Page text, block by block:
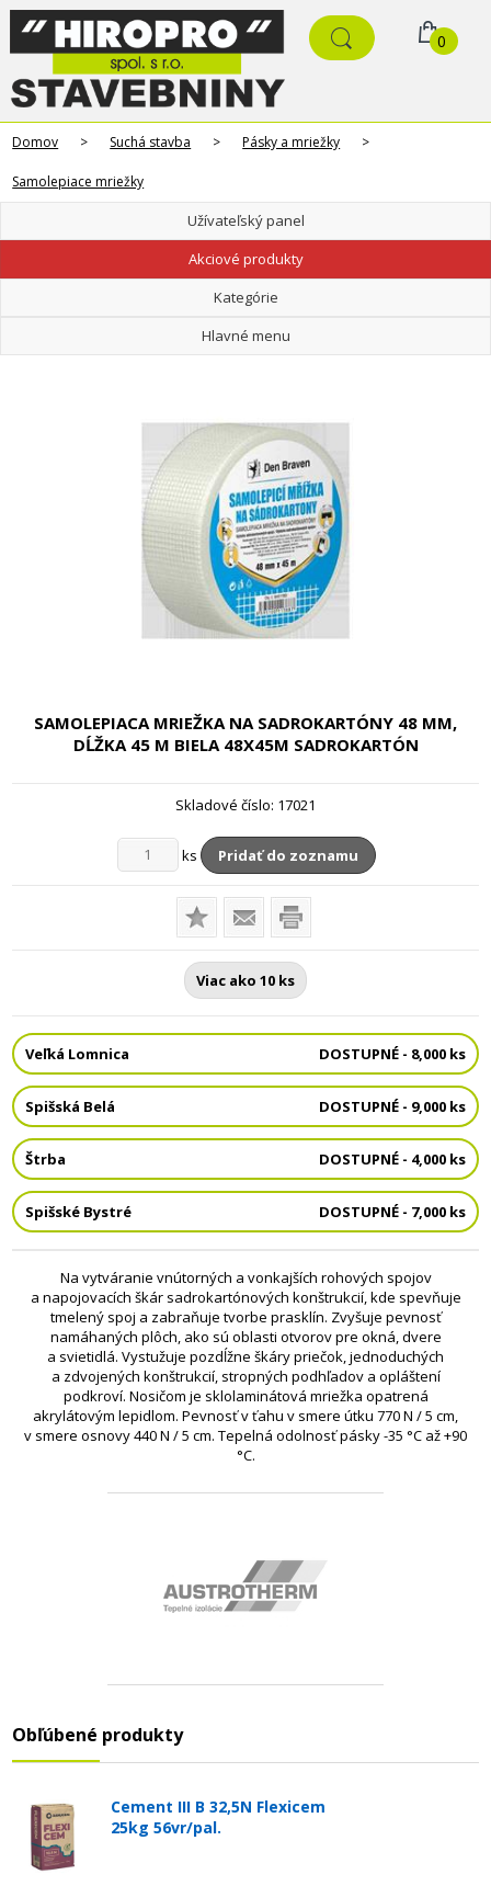
0
Domov > Suchá stavba > Pásky a mriežky >
Samolepiace mriežky
Užívateľský panel
Akciové produkty
Kategórie
Hlavné menu
SAMOLEPIACA MRIEŽKA NA SADROKARTÓNY 48 MM,
DĹŽKA 45 M BIELA 48X45M SADROKARTÓN
Skladové číslo: 17021
ks Pridať do zoznamu
Viac ako 10 ks
Veľká Lomnica DOSTUPNÉ - 8,000 ks
Spišská Belá DOSTUPNÉ - 9,000 ks
Štrba DOSTUPNÉ - 4,000 ks
Spišské Bystré DOSTUPNÉ - 7,000 ks
Na vytváranie vnútorných a vonkajších rohových spojov
a napojovacích škár sadrokartónových konštrukcií, kde spevňuje
tmelený spoj a zabraňuje tvorbe prasklín. Zvyšuje pevnosť
namáhaných plôch, ako sú oblasti otvorov pre okná, dvere
a svietidlá. Vystužuje pozdĺžne škáry priečok, jednoduchých
a zdvojených konštrukcií, stropných podhľadov a opláštení
podkroví. Nosičom je sklolaminátová mriežka opatrená
akrylátovým lepidlom. Pevnosť v ťahu v smere útku 770 N / 5 cm,
v smere osnovy 440 N / 5 cm. Tepelná odolnosť pásky -35 °C až +90
°C.
Obľúbené produkty
Cement III B 32,5N Flexicem
25kg 56vr/pal.